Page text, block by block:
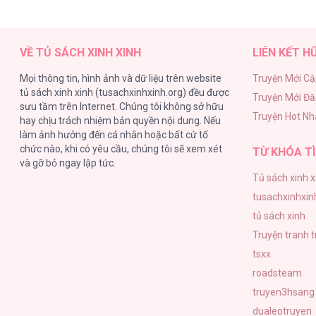
Tuy Là Hoàng Hậu, Nhưng Tôi Muốn Né
Tuy Là Hoàng Hậu, Nhưng Tôi Muốn Né
VỀ TỦ SÁCH XINH XINH
Mọi thông tin, hình ảnh và dữ liệu trên website
tủ sách xinh xinh (tusachxinhxinh.org) đều được
sưu tầm trên Internet. Chúng tôi không sở hữu
hay chịu trách nhiệm bản quyền nội dung. Nếu
làm ảnh hưởng đến cá nhân hoặc bất cứ tổ
chức nào, khi có yêu cầu, chúng tôi sẽ xem xét
và gỡ bỏ ngay lập tức.
LIÊN KẾT
Truyện Mới
Truyện Mới
Truyện Hot
TỪ KHÓA
Tủ sách xinh
tủ sách xinh
Truyện tranh
tsxx
roadsteam
truyen3hsang
dualeotruyen